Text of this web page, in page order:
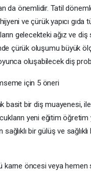
da önemlidir. Tatil
ve çürük yapıcı
gelecekteki ağız ve
çürük oluşumu büyük
oluşabilecek diş
için 5 öneri
basit bir diş muayenesi,
yeni eğitim öğretim
bir gülüş ve
öncesi veya hemen